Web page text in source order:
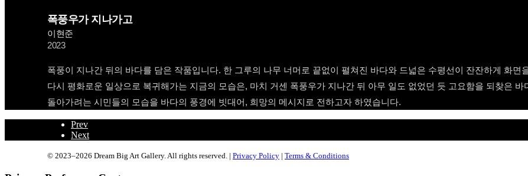
폭풍우가 지나가고
이현준
2023
폭풍이 지나간 뒤의 바다를 담은 작품입니다. 한 그루의 나무 너머로 끝없이 펼쳐진 바다와 드넓은 수평선이 잔잔하게 화면
다시 평화로운 일상으로 복귀해가는 지금의 모습은, 마치 거센 폭풍우가 지나간 뒤 아무 일도 없었던 듯 고요함을 되찾은
돌아가려는 시민들의 모습을 바다의 풍경에 빗대어, 희망의 메시지로 전하고자 하였습니다.
Prev
Next
© 2023–2026 Dream Big Art Gallery. All rights reserved. | Privacy Policy | Terms & Conditions